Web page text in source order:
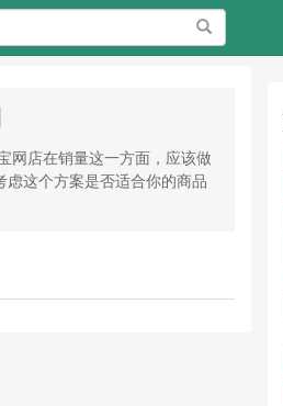
搜索
网店在销量这一方面，应该做
虑这个方案是否适合你的商品